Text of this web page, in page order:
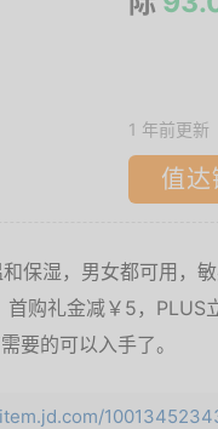
1 年前更新
值
保湿，男女都可用，
首购礼金减￥5，PLUS
要的可以入手了。
item.jd.com/